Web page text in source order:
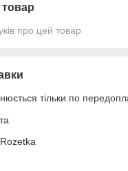
товар
про цей товар
тільки по